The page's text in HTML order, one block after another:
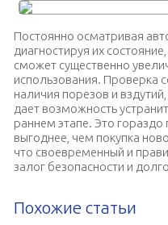
Постоянно осматривая
диагностируя их
сможет существенно
использования. Проверка
наличия порезов и
дает возможность
раннем этапе. Это
выгоднее, чем покупка
что своевременный и
залог безопасности и
Похожие статьи